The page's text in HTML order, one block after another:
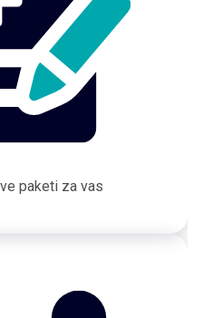
paketi za vas